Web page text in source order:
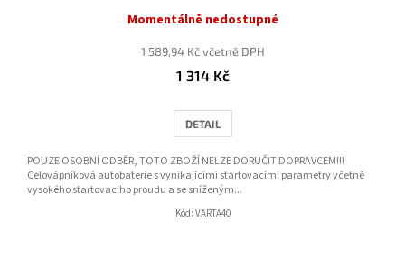
Momentálně nedostupné
1 589,94 Kč včetně DPH
1 314 Kč
DETAIL
POUZE OSOBNÍ ODBĚR, TOTO ZBOŽÍ NELZE DORUČIT DOPRAVCEM!!!
Celovápníková autobaterie s vynikajícími startovacími parametry včetně
vysokého startovacího proudu a se sníženým...
Kód: VARTA40